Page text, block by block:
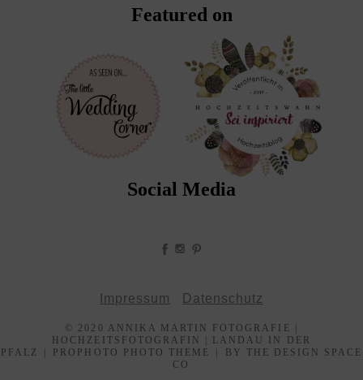
Featured on
Social Media
Impressum Datenschutz
© 2020 ANNIKA MARTIN FOTOGRAFIE |
HOCHZEITSFOTOGRAFIN | LANDAU IN DER
PFALZ
PROPHOTO PHOTO THEME
BY THE DESIGN SPACE
CO